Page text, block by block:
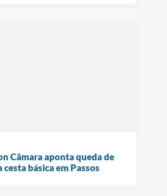
Câmara aponta queda de
cesta básica em Passos